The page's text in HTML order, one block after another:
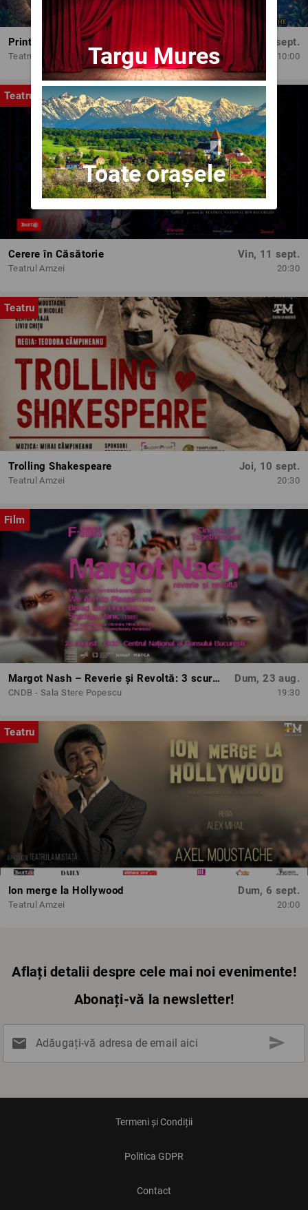
Printesele fermecate
Teatrul Amzei
Dum, 13 sept.
10:00
Teatru
Cerere în Căsătorie
Teatrul Amzei
Vin, 11 sept.
20:30
Teatru
Trolling Shakespeare
Teatrul Amzei
Joi, 10 sept.
20:30
Film
Margot Nash – Reverie și Revoltă: 3 scurtmetraje feminist-avangardiste
CNDB - Sala Stere Popescu
Dum, 23 aug.
19:30
Teatru
Ion merge la Hollywood
Teatrul Amzei
Dum, 6 sept.
20:00
Aflați detalii despre cele mai noi evenimente!
Abonați-vă la newsletter!
mail Adăugați-vă adresa de email aici send
Termeni și Condiții
Politica GDPR
Contact
Targu Mures
Toate orașele